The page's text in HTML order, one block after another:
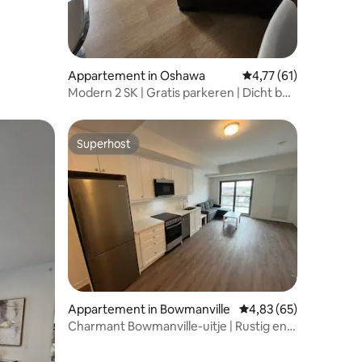
Appartement in Oshawa Gemiddelde
4,77 (61)
Modern 2 SK | Gratis parkeren | Dicht bij
Superhost
Superhost
Appartement in Bowmanville Gemiddelde
4,83 (65)
Charmant Bowmanville-uitje | Rustig en